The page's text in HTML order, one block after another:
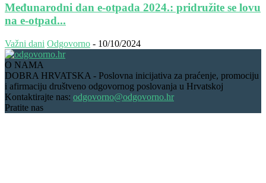
Međunarodni dan e-otpada 2024.: pridružite se lovu
na e-otpad...
Važni dani Odgovorno - 10/10/2024
O NAMA
DOBRA HRVATSKA - Poslovna inicijativa za praćenje, promociju
i afirmaciju društveno odgovornog poslovanja u Hrvatskoj
Kontaktirajte nas: odgovorno@odgovorno.hr
Pratite nas